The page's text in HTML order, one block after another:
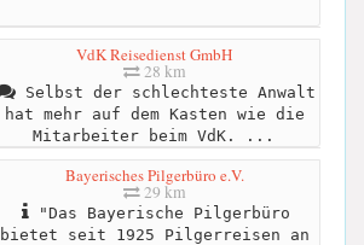
VdK Reisedienst GmbH
28 km
Selbst der schlechteste Anwalt
hat mehr auf dem Kasten wie die
Mitarbeiter beim VdK. ...
Bayerisches Pilgerbüro e.V.
29 km
"Das Bayerische Pilgerbüro
bietet seit 1925 Pilgerreisen an